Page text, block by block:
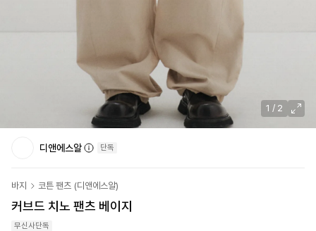
1 / 2
디앤에스알 단독
바지 코튼 팬츠 (디앤에스알)
커브드 치노 팬츠 베이지
무신사단독